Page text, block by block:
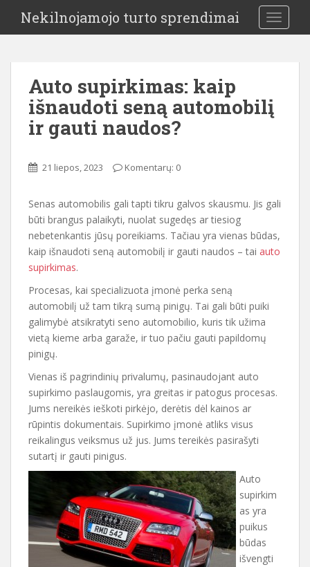
Nekilnojamojo turto sprendimai
Auto supirkimas: kaip
išnaudoti seną automobilį
ir gauti naudos?
21 liepos, 2023 Komentarų: 0
Senas automobilis gali tapti tikru galvos skausmu. Jis gali
būti brangus palaikyti, nuolat sugedęs ar tiesiog
nebetenkantis jūsų poreikiams. Tačiau yra vienas būdas,
kaip išnaudoti seną automobilį ir gauti naudos – tai auto
supirkimas.
Procesas, kai specializuota įmonė perka seną
automobilį už tam tikrą sumą pinigų. Tai gali būti puiki
galimybė atsikratyti seno automobilio, kuris tik užima
vietą kieme arba garaže, ir tuo pačiu gauti papildomų
pinigų.
Vienas iš pagrindinių privalumų, pasinaudojant auto
supirkimo paslaugomis, yra greitas ir patogus procesas.
Jums nereikės ieškoti pirkėjo, derėtis dėl kainos ar
rūpintis dokumentais. Supirkimo įmonė atliks visus
reikalingus veiksmus už jus. Jums tereikės pasirašyti
sutartį ir gauti pinigus.
Auto
supirkim
as yra
puikus
būdas
išvengti